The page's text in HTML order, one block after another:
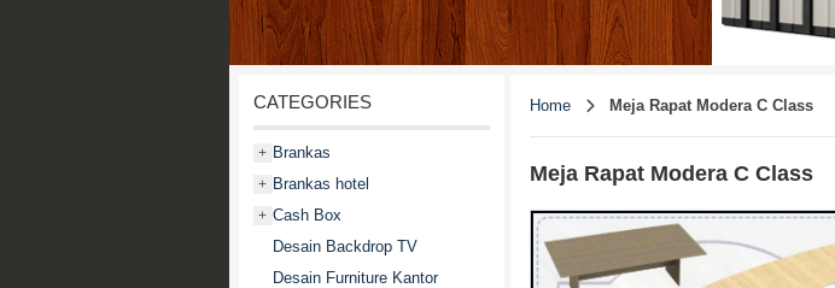
CATEGORIES
+ Brankas
+ Brankas hotel
+ Cash Box
Desain Backdrop TV
Desain Furniture Kantor
Home Meja Rapat Modera C Class
Meja Rapat Modera C Class